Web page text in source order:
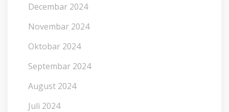
Decembar 2024
Novembar 2024
Oktobar 2024
Septembar 2024
August 2024
Juli 2024